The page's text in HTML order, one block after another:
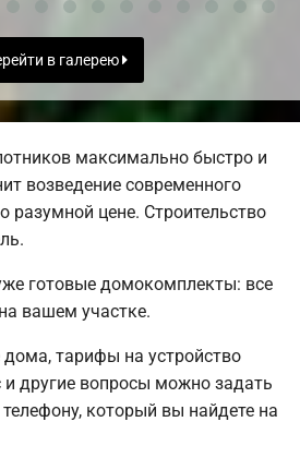
в галерею
максимально быстро и
возведение современного
разумной цене. Строительство
готовые домокомплекты: все
вашем участке.
тарифы на устройство
другие вопросы можно задать
который вы найдете на